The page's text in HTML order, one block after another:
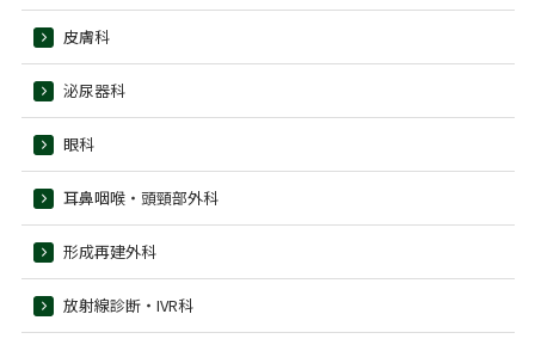
皮膚科
泌尿器科
眼科
耳鼻咽喉・頭頸部外科
形成再建外科
放射線診断・IVR科